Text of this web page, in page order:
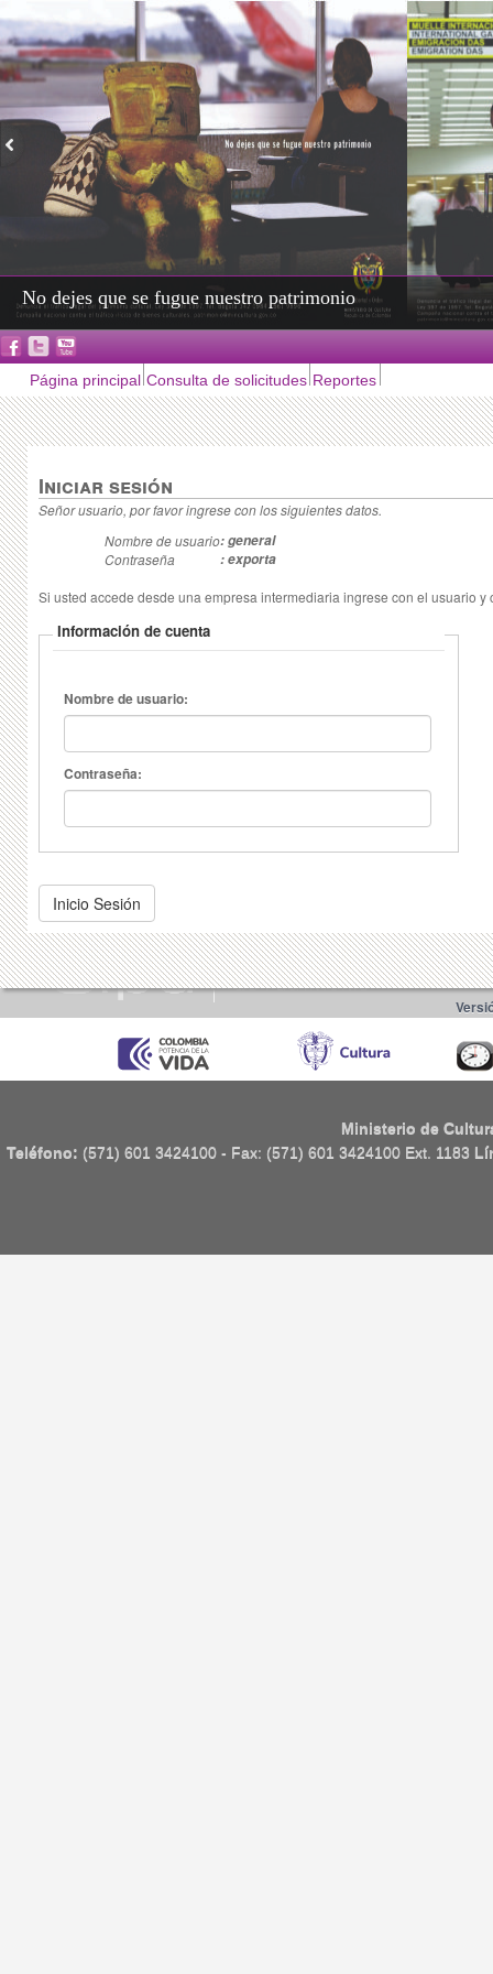
No dejes que se fugue nuestro patrimonio
Página principal Consulta de solicitudes Reportes
Iniciar sesión
Señor usuario, por favor ingrese con los siguientes datos.
Nombre de usuario: general
Contraseña
: exporta
Si usted accede desde una empresa intermediaria ingrese con el usuario
Información de cuenta
Nombre de usuario:
Contraseña:
Ministerio de
Teléfono: (571) 601 3424100 - Fax: (571) 601 3424100 Ext. 1183